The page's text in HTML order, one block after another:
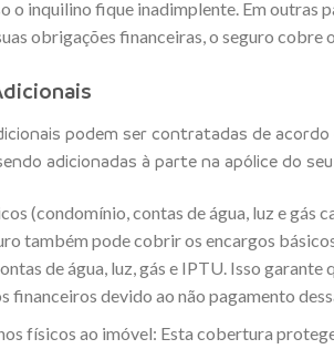
o inquilino fique inadimplente. Em outras
obrigações financeiras, o seguro cobre
podem ser contratadas de acordo
adicionadas à parte na apólice do
(condomínio, contas de água, luz e gás
também pode cobrir os encargos
de água, luz, gás e IPTU. Isso garante
financeiros devido ao não pagamento
físicos ao imóvel: Esta cobertura